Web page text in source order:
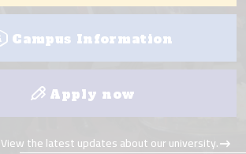
Campus Information
Apply now
View the latest updates about our university.